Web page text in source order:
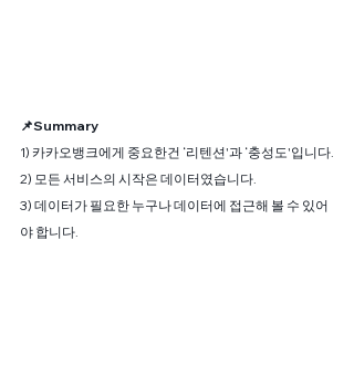
📌Summary
1) 카카오뱅크에게 중요한건 ‘리텐션'과 ‘충성도'입니다.
2) 모든 서비스의 시작은 데이터였습니다.
3) 데이터가 필요한 누구나 데이터에 접근해 볼 수 있어
야 합니다.